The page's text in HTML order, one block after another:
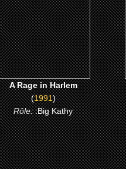
CLICK ME
A Rage in Harlem
(1991)
Rôle::Big Kathy